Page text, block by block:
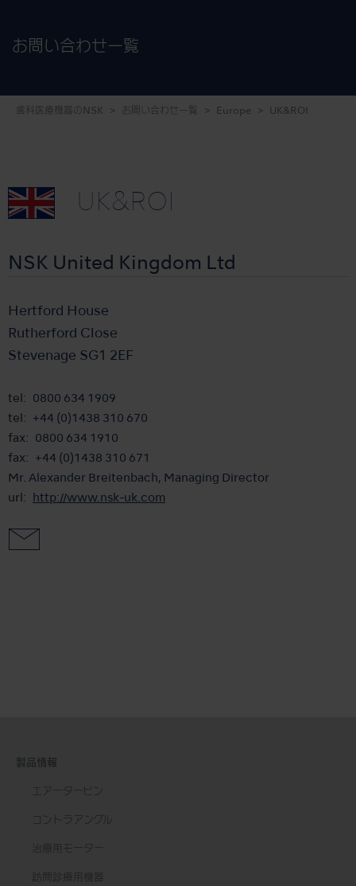
お問い合わせ一覧
歯科医療機器のNSK お問い合わせ一覧 Europe UK&ROI
UK&ROI
NSK United Kingdom Ltd
Hertford House
Rutherford Close
Stevenage SG1 2EF
tel
0800 634 1909
tel
+44 (0)1438 310 670
fax
0800 634 1910
fax
+44 (0)1438 310 671
Mr. Alexander Breitenbach, Managing Director
url
http://www.nsk-uk.com
製品情報
エアータービン
コントラアングル
治療用モーター
訪問診療用機器